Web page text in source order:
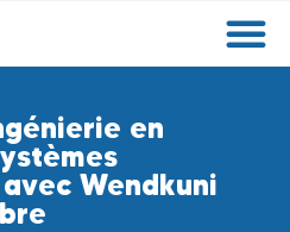
en
Wendkuni